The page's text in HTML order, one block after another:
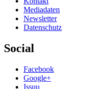
Mediadaten
Newsletter
Datenschutz
Social
Facebook
Google+
Issuu